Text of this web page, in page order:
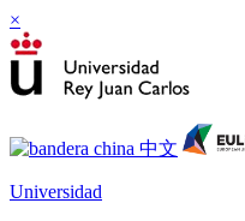
×
Universidad